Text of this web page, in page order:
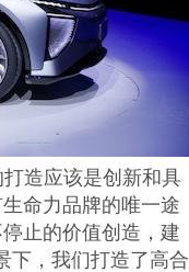
造应该是创新和具
命力品牌的唯一途
止的价值创造，建
下，我们打造了高合